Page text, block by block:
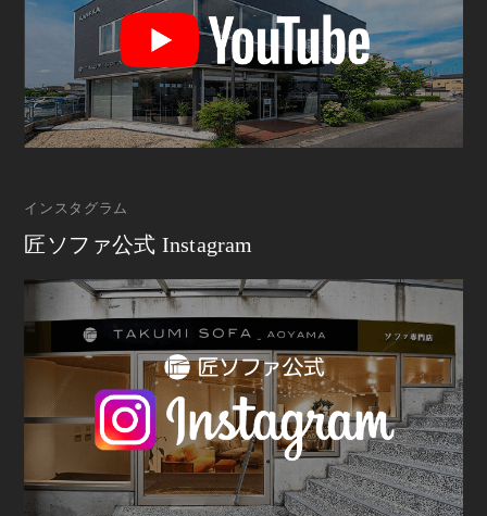
インスタグラム
匠ソファ公式 Instagram